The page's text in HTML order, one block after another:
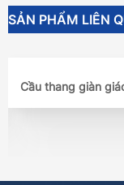
SẢN PHẨM LIÊN
Cầu thang giàn